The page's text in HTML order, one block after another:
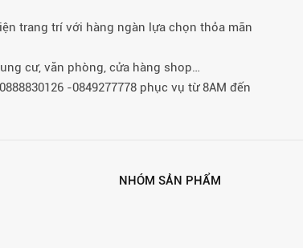
trang trí với hàng ngàn lựa chọn thỏa mãn
cư, văn phòng, cửa hàng shop…
-0849277778 phục vụ từ 8AM đến
NHÓM SẢN PHẨM